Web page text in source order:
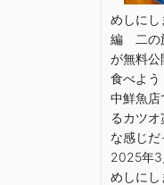
めしにし
編 二の
が無料
食べよ
中鮮魚店
るカツ
な感じだ
2025年3
めしにし